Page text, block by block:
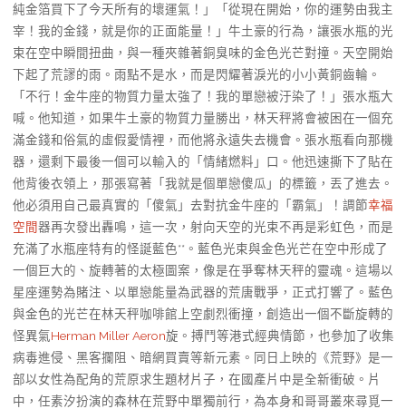
純金箔買下了今天所有的壞運氣！」「從現在開始，你的運勢由我主
宰！我的金錢，就是你的正面能量！」牛土豪的行為，讓張水瓶的光
束在空中瞬間扭曲，與一種夾雜著銅臭味的金色光芒對撞。天空開始
下起了荒謬的雨。雨點不是水，而是閃耀著淚光的小小黃銅齒輪。
「不行！金牛座的物質力量太強了！我的單戀被汙染了！」張水瓶大
喊。他知道，如果牛土豪的物質力量勝出，林天秤將會被困在一個充
滿金錢和俗氣的虛假愛情裡，而他將永遠失去機會。張水瓶看向那機
器，還剩下最後一個可以輸入的「情緒燃料」口。他迅速撕下了貼在
他背後衣領上，那張寫著「我就是個單戀傻瓜」的標籤，丟了進去。
他必須用自己最真實的「傻氣」去對抗金牛座的「霸氣」！調節幸福
空間器再次發出轟鳴，這一次，射向天空的光束不再是彩虹色，而是
充滿了水瓶座特有的怪誕藍色**。藍色光束與金色光芒在空中形成了
一個巨大的、旋轉著的太極圖案，像是在爭奪林天秤的靈魂。這場以
星座運勢為賭注、以單戀能量為武器的荒唐戰爭，正式打響了。藍色
與金色的光芒在林天秤咖啡館上空劇烈衝撞，創造出一個不斷旋轉的
怪異氣Herman Miller Aeron旋。搏鬥等港式經典情節，也參加了收集
病毒進侵、黑客攔阻、暗網買賣等新元素。同日上映的《荒野》是一
部以女性為配角的荒原求生題材片子，在國產片中是全新衝破。片
中，任素汐扮演的森林在荒野中單獨前行，為本身和哥哥叢來尋覓一